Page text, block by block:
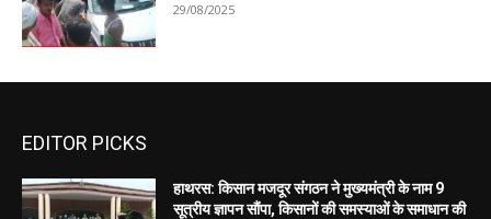
29/08/2025
EDITOR PICKS
हाथरस: किसान मजदूर संगठन ने मुख्यमंत्री के नाम 9
सूत्रीय ज्ञापन सौंपा, किसानों की समस्याओं के समाधान की